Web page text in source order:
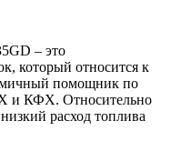
– это
который относится к
помощник по
и КФХ. Относительно
расход топлива